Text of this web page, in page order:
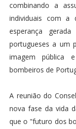
combinando a
individuais com a
esperança
portugueses a um
imagem pública
bombeiros de
A reunião do
nova fase da vida
que o "futuro dos